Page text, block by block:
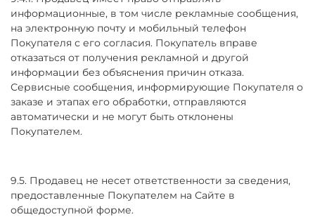
информационные, в том числе рекламные сообщения,
на электронную почту и мобильный телефон
Покупателя с его согласия. Покупатель вправе
отказаться от получения рекламной и другой
информации без объяснения причин отказа.
Сервисные сообщения, информирующие Покупателя о
заказе и этапах его обработки, отправляются
автоматически и не могут быть отклонены
Покупателем.
9.5. Продавец не несет ответственности за сведения,
предоставленные Покупателем на Сайте в
общедоступной форме.